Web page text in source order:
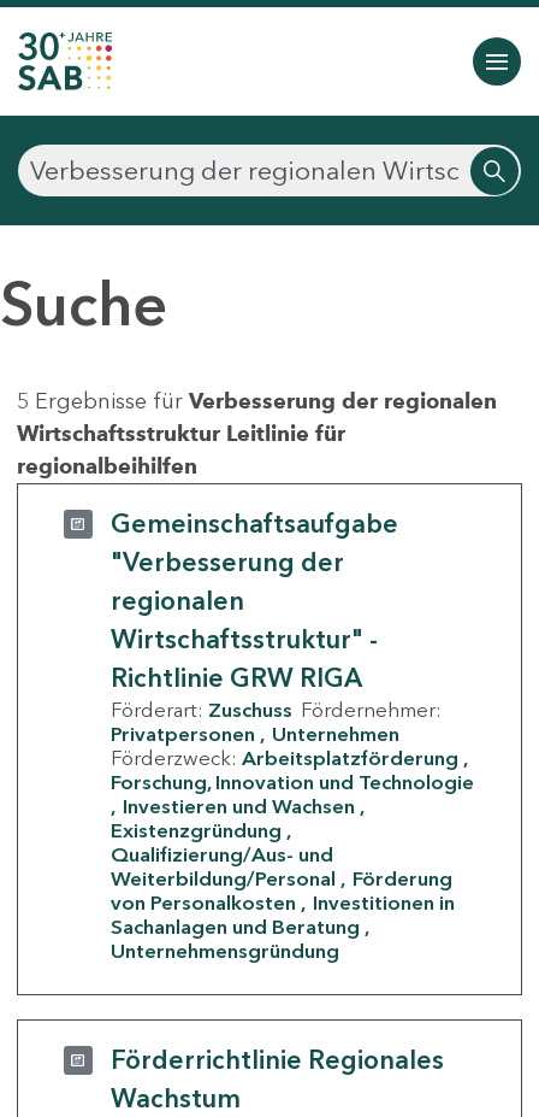
Suche
5 Ergebnisse für Verbesserung der regionalen
Wirtschaftsstruktur Leitlinie für
regionalbeihilfen
Gemeinschaftsaufgabe
"Verbesserung der
regionalen
Wirtschaftsstruktur" -
Richtlinie GRW RIGA
Förderart: Zuschuss Fördernehmer:
Privatpersonen
Unternehmen
Förderzweck: Arbeitsplatzförderung
Forschung, Innovation und Technologie
Investieren und Wachsen
Existenzgründung
Qualifizierung/Aus- und
Weiterbildung/Personal
Förderung
von Personalkosten
Investitionen in
Sachanlagen und Beratung
Unternehmensgründung
Förderrichtlinie Regionales
Wachstum